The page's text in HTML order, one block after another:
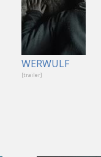
WERWULF
[trailer]